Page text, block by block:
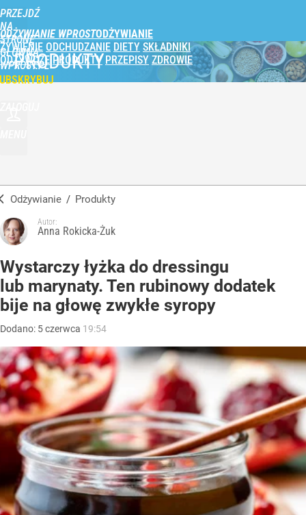
PRZEJDŹ
NA
STRONĘ
GŁÓWNĄ
WPROST.PL
ODŻYWIANIE WPROST
ŻYWIENIE ODCHUDZANIE DIETY SKŁADNIKI
ODŻYWCZE PRODUKTY PRZEPISY ZDROWIE
PRODUKTY
Odżywianie / Produkty
Autor:
Anna Rokicka-Żuk
Wystarczy łyżka do dressingu
lub marynaty. Ten rubinowy dodatek
bije na głowę zwykłe syropy
Dodano: 5czerwca 19:54